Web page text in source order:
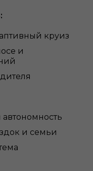
круиз
и
и семьи